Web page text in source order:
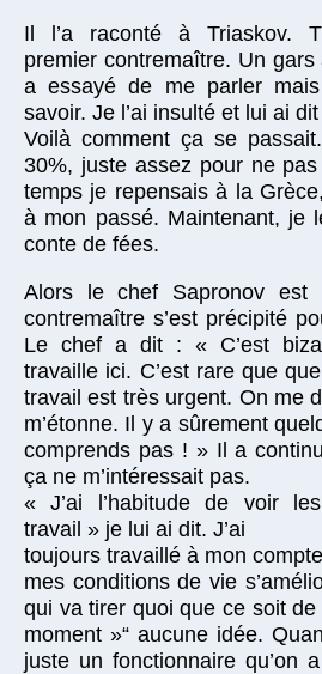
Il l’a raconté à Triaskov.
premier contremaître. Un gars
a essayé de me parler
savoir. Je l’ai insulté et lui ai
Voilà comment ça se
30%, juste assez pour ne pas
temps je repensais à la
à mon passé. Maintenant, je
conte de fées.
Alors le chef Sapronov
contremaître s’est précipité
Le chef a dit : « C’est
travaille ici. C’est rare que
travail est très urgent. On me
m’étonne. Il y a sûrement
comprends pas ! » Il a
ça ne m’intéressait pas.
« J’ai l’habitude de voir
travail » je lui ai dit. J’ai
toujours travaillé à mon
mes conditions de vie
qui va tirer quoi que ce soit
moment »“ aucune idée.
juste un fonctionnaire qu’on